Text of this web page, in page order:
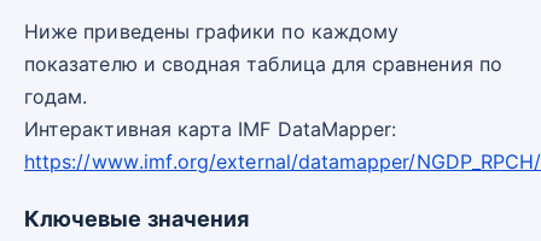
Ниже приведены графики по каждому
показателю и сводная таблица для сравнения по
годам.
Интерактивная карта IMF DataMapper:
https://www.imf.org/external/datamapper/
Ключевые значения